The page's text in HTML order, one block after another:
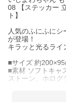
08 【ステッカー
ト】
人気のふにふに
が登場！
キラッと光るラ
■サイズ 約
■素材 ソフトキャ
ストーン、ホログ